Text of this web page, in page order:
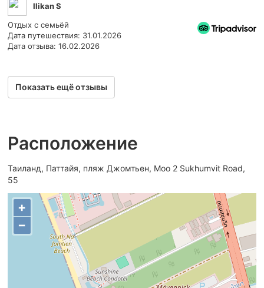
Ilikan S
Отдых с семьёй
Дата путешествия: 31.01.2026
Дата отзыва: 16.02.2026
Показать ещё отзывы
Расположение
Таиланд, Паттайя, пляж Джомтьен, Moo 2 Sukhumvit Road,
55
+
−